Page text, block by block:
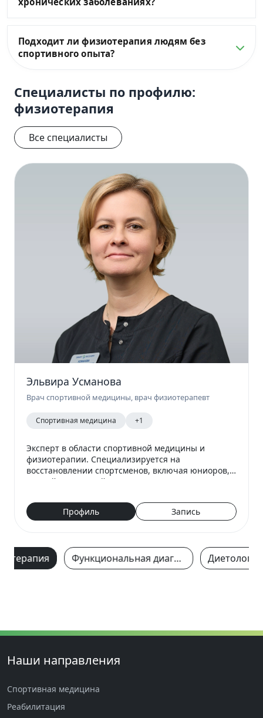
Подходит ли физиотерапия людям без
спортивного опыта?
Специалисты по профилю:
физиотерапия
Все специалисты
Эльвира Усманова
Врач спортивной медицины, врач физиотерапевт
Спортивная медицина +1
Эксперт в области спортивной медицины и
физиотерапии. Специализируется на
восстановлении спортсменов, включая юниоров, с
опорой на европейские протоколы. Имеет опыт
Профиль
Запись
Функциональная диагностика Диетология
Наши направления
Спортивная медицина
Реабилитация